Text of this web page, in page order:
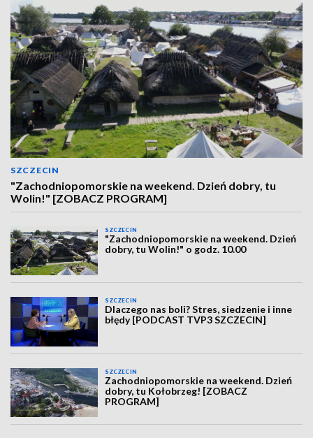
SZCZECIN
"Zachodniopomorskie na weekend. Dzień dobry, tu
Wolin!" [ZOBACZ PROGRAM]
SZCZECIN
"Zachodniopomorskie na weekend. Dzień
dobry, tu Wolin!" o godz. 10.00
SZCZECIN
Dlaczego nas boli? Stres, siedzenie i inne
błędy [PODCAST TVP3 SZCZECIN]
SZCZECIN
Zachodniopomorskie na weekend. Dzień
dobry, tu Kołobrzeg! [ZOBACZ
PROGRAM]